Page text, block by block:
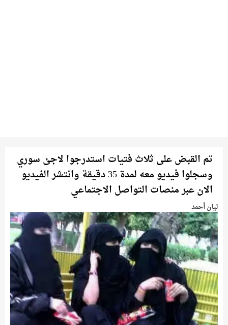
تم القبض على ثلاث فتيات استدرجوا لاجئ سوري
وسجلوا فيديو معه لمدة 35 دقيقة وانتشر الفيديو
الان عبر منصات التواصل الاجتماعي
ليان أحمد